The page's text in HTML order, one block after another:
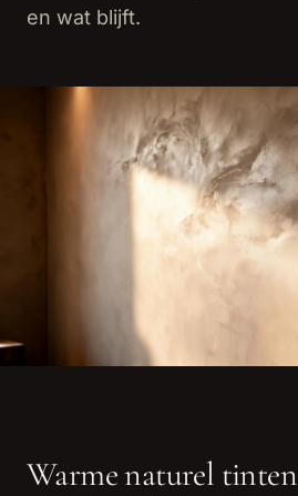
en wat blijft.
Warme naturel tinten